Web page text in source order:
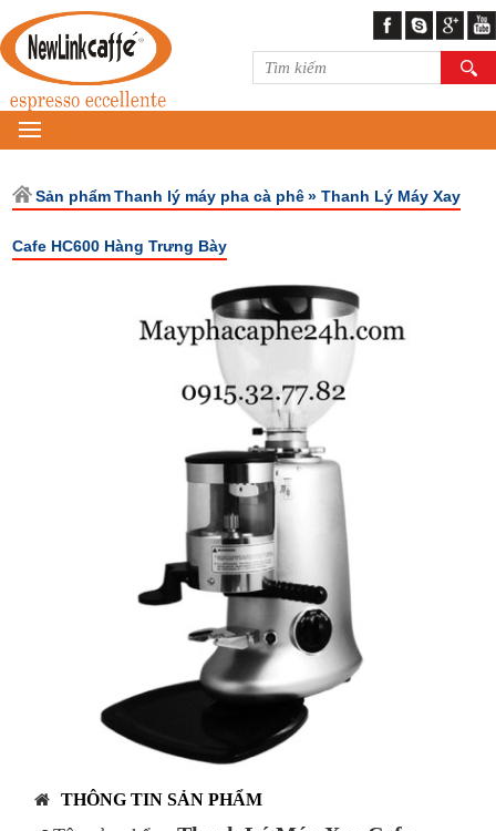
MENU
Sản phẩm Thanh lý máy pha cà phê » Thanh Lý Máy Xay
Cafe HC600 Hàng Trưng Bày
THÔNG TIN SẢN PHẨM